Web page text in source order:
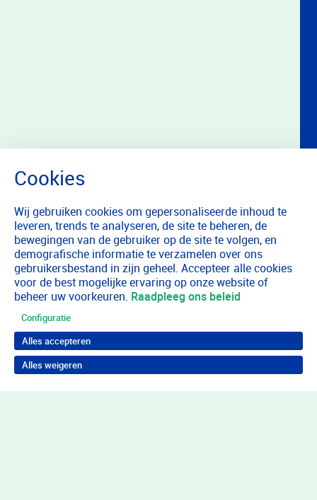
Wij gebruiken cookies om gepersonaliseerde inhoud te
leveren, trends te analyseren, de site te beheren, de
bewegingen van de gebruiker op de site te volgen, en
demografische informatie te verzamelen over ons
gebruikersbestand in zijn geheel. Accepteer alle cookies
voor de best mogelijke ervaring op onze website of
beheer uw voorkeuren. Raadpleeg ons beleid
Configuratie
Alles accepteren
Alles weigeren